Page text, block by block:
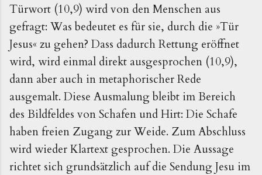
Türwort (10,9) wird von den Menschen aus
gefragt: Was bedeutet es für sie, durch die »Tür
Jesus« zu gehen? Dass dadurch Rettung eröffnet
wird, wird einmal direkt ausgesprochen (10,9),
dann aber auch in metaphorischer Rede
ausgemalt. Diese Ausmalung bleibt im Bereich
des Bildfeldes von Schafen und Hirt: Die Schafe
haben freien Zugang zur Weide. Zum Abschluss
wird wieder Klartext gesprochen. Die Aussage
richtet sich grundsätzlich auf die Sendung Jesu im